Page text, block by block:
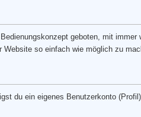
geboten, mit immer
so einfach wie möglich zu
du ein eigenes Benutzerkonto